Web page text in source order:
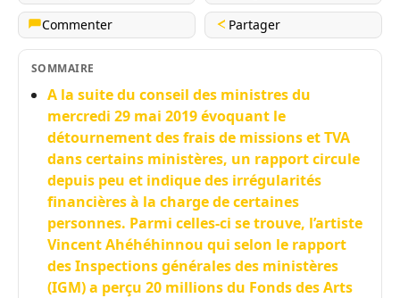
Commenter
Partager
SOMMAIRE
A la suite du conseil des ministres du
mercredi 29 mai 2019 évoquant le
détournement des frais de missions et TVA
dans certains ministères, un rapport circule
depuis peu et indique des irrégularités
financières à la charge de certaines
personnes. Parmi celles-ci se trouve, l’artiste
Vincent Ahéhéhinnou qui selon le rapport
des Inspections générales des ministères
(IGM) a perçu 20 millions du Fonds des Arts